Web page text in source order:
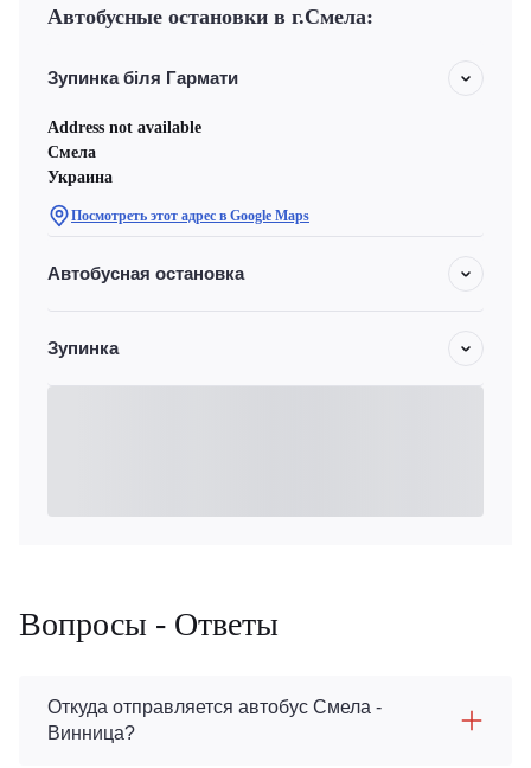
Автобусные остановки в г.Смела:
Зупинка біля Гармати
Address not available
Смела
Украина
Посмотреть этот адрес в Google Maps
Автобусная остановка
Зупинка
Вопросы - Ответы
Откуда отправляется автобус Смела -
Винница?